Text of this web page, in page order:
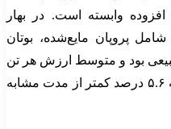
وابسته است. در بهار
شامل پروپان مایع‌شده، بوتان
بود و متوسط ارزش هر تن
کالای صادراتی به ۳۳۸ دلار رسید که ۵.۶ درصد کمتر از مدت مشابه